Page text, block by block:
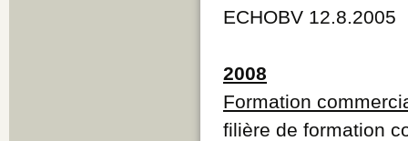
ECHOBV 12.8.2005
2008
Formation
filière de formation